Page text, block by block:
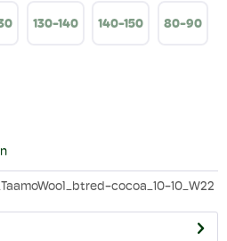
130-140 140-150 80-90
cocoa_10-10_W22